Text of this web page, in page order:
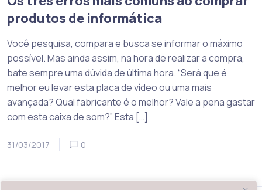
produtos de informática
Você pesquisa, compara e busca se informar o máximo
possível. Mas ainda assim, na hora de realizar a compra,
bate sempre uma dúvida de última hora. “Será que é
melhor eu levar esta placa de vídeo ou uma mais
avançada? Qual fabricante é o melhor? Vale a pena gastar
com esta caixa de som?” Esta […]
31/03/2017 0